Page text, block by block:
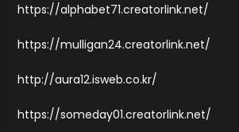
https://alphabet71.creatorlink.net/
https://mulligan24.creatorlink.net/
http://aura12.isweb.co.kr/
https://someday01.creatorlink.net/